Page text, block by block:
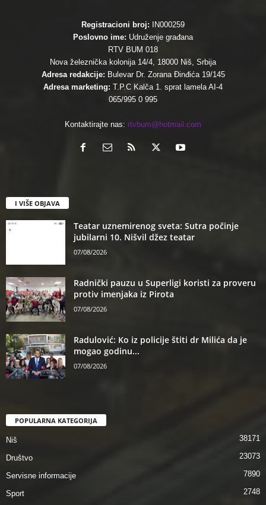
Registracioni broj: IN000259
Poslovno ime: Udruženje građana
RTV BUM 018
Nova železnička kolonija 14/4, 18000 Niš, Srbija
Adresa redakcije: Bulevar Dr. Zorana Đinđića 19/145
Adresa marketing: T.P.C Kalča 1. sprat lamela AI-4
065/995 0 995
Kontaktirajte nas: rtvbum@hotmail.com
I VIŠE OBJAVA
Teatar uznemirenog sveta: Sutra počinje
jubilarni 10. Nišvil džez teatar
07/08/2026
Radnički pauzu u Superligi koristi za proveru
protiv imenjaka iz Pirota
07/08/2026
Radulović: Ko iz policije štiti dr Milića da je
mogao godinu...
07/08/2026
POPULARNA KATEGORIJA
Niš 38171
Društvo 23073
Servisne informacije 7890
Sport 2748